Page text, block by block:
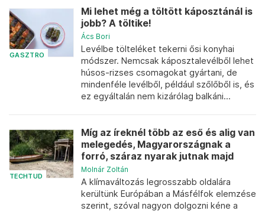
GASZTRO
Mi lehet még a töltött káposztánál is
jobb? A töltike!
Ács Bori
Levélbe tölteléket tekerni ősi konyhai
módszer. Nemcsak káposztalevélből lehet
húsos-rizses csomagokat gyártani, de
mindenféle levélből, például szőlőből is, és
ez egyáltalán nem kizárólag balkáni...
TECHTUD
Míg az íreknél több az eső és alig van
melegedés, Magyarországnak a
forró, száraz nyarak jutnak majd
Molnár Zoltán
A klímaváltozás legrosszabb oldalára
kerültünk Európában a Másfélfok elemzése
szerint, szóval nagyon dolgozni kéne a